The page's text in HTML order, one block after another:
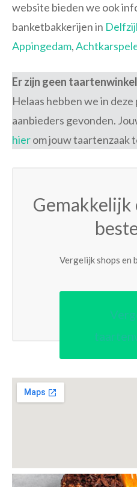
website bieden we ook
banketbakkerijen in Delfzijl
Appingedam,
Er zijn geen
Helaas hebben we in
aanbieders gevonden.
hierom jouw taartenzaak
Gemakkelijk
Vergelijk shops en